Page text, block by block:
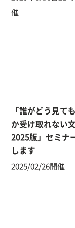
催
2025/02/26開催
「誰がどう見て
か受け取れない
2025版」セミナ
します